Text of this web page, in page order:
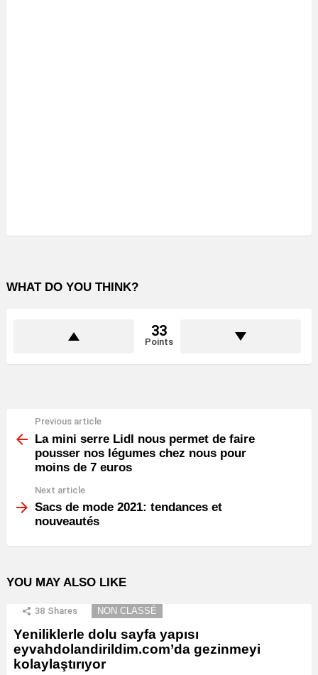
WHAT DO YOU THINK?
33
Points
more
Previous article
La mini serre Lidl nous permet de faire
pousser nos légumes chez nous pour
moins de 7 euros
Next article
Sacs de mode 2021: tendances et
nouveautés
YOU MAY ALSO LIKE
38 Shares NON CLASSÉ
Yeniliklerle dolu sayfa yapısı
eyvahdolandirildim.com’da gezinmeyi
kolaylaştırıyor